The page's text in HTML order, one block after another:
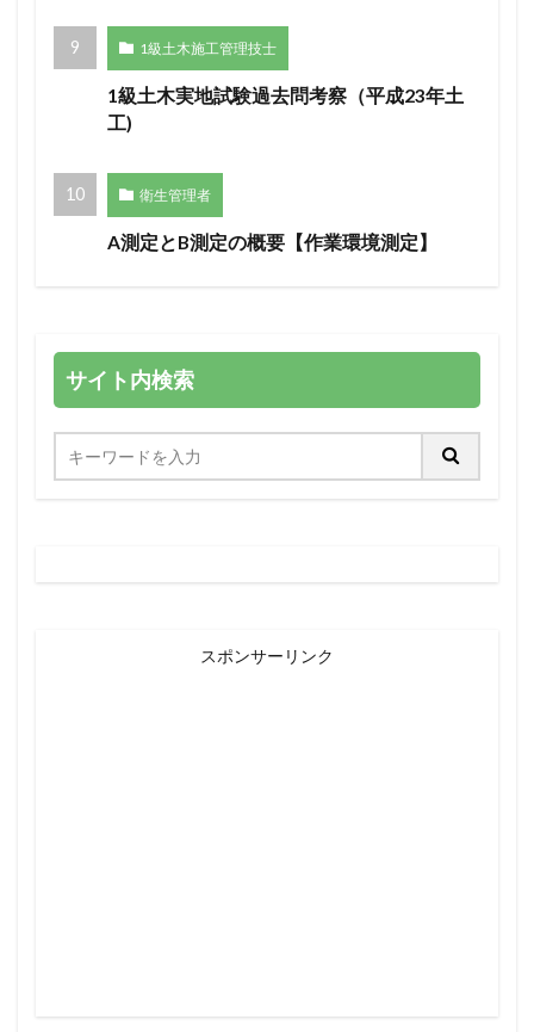
1級土木施工管理技士
1級土木実地試験過去問考察（平成23年土
工)
衛生管理者
A測定とB測定の概要【作業環境測定】
サイト内検索
スポンサーリンク